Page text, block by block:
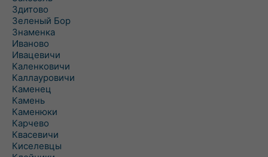
Здитово
Зеленый Бор
Знаменка
Иваново
Ивацевичи
Каленковичи
Каллауровичи
Каменец
Камень
Каменюки
Карчево
Квасевичи
Киселевцы